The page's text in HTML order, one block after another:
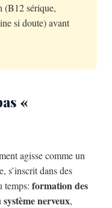
(B12 sérique,
si doute) avant
«
agisse comme un
s’inscrit dans des
temps: formation des
nerveux,